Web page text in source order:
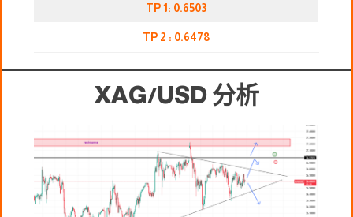
TP 1: 0.6503
TP 2 : 0.6478
XAG/USD 分析